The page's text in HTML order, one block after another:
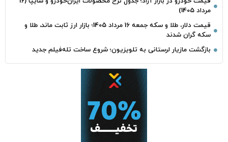
مرداد 1405)
قیمت دلار، طلا و سکه جمعه 16 مرداد 1405؛ بازار ارز ثابت ماند، طلا و
سکه گران شدند
بازگشت مازیار لرستانی به تلویزیون؛ شروع ساخت تله‌فیلم جدید